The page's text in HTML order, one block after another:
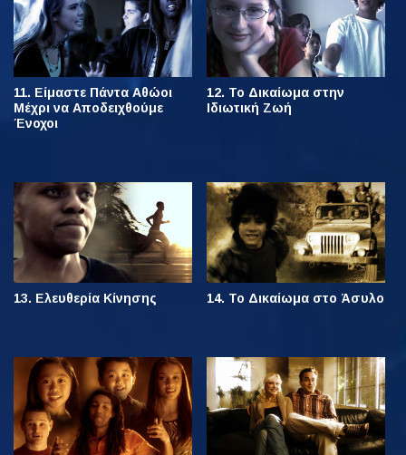
11. Είμαστε Πάντα Αθώοι
Μέχρι να Αποδειχθούμε
Ένοχοι
12. Το Δικαίωμα στην
Ιδιωτική Ζωή
13. Ελευθερία Κίνησης 14. Το Δικαίωμα στο Άσυλο